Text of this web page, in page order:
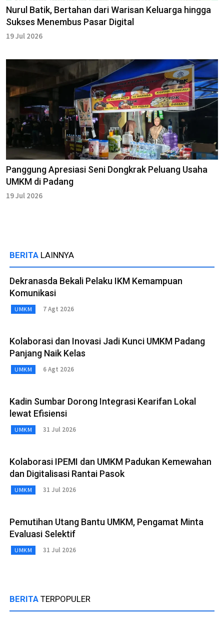
Nurul Batik, Bertahan dari Warisan Keluarga hingga
Sukses Menembus Pasar Digital
19 Jul 2026
Panggung Apresiasi Seni Dongkrak Peluang Usaha
UMKM di Padang
19 Jul 2026
BERITA LAINNYA
Dekranasda Bekali Pelaku IKM Kemampuan
Komunikasi
UMKM 7 Agt 2026
Kolaborasi dan Inovasi Jadi Kunci UMKM Padang
Panjang Naik Kelas
UMKM 6 Agt 2026
Kadin Sumbar Dorong Integrasi Kearifan Lokal
lewat Efisiensi
UMKM 31 Jul 2026
Kolaborasi IPEMI dan UMKM Padukan Kemewahan
dan Digitalisasi Rantai Pasok
UMKM 31 Jul 2026
Pemutihan Utang Bantu UMKM, Pengamat Minta
Evaluasi Selektif
UMKM 31 Jul 2026
BERITA TERPOPULER